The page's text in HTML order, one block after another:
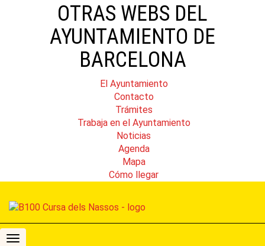
OTRAS WEBS DEL
AYUNTAMIENTO DE
BARCELONA
El Ayuntamiento
Contacto
Trámites
Trabaja en el Ayuntamiento
Noticias
Agenda
Mapa
Cómo llegar
B100